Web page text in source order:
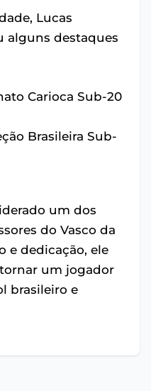
Lucas
alguns destaques
Carioca Sub-20
Brasileira Sub-
um dos
do Vasco da
e dedicação, ele
um jogador
brasileiro e